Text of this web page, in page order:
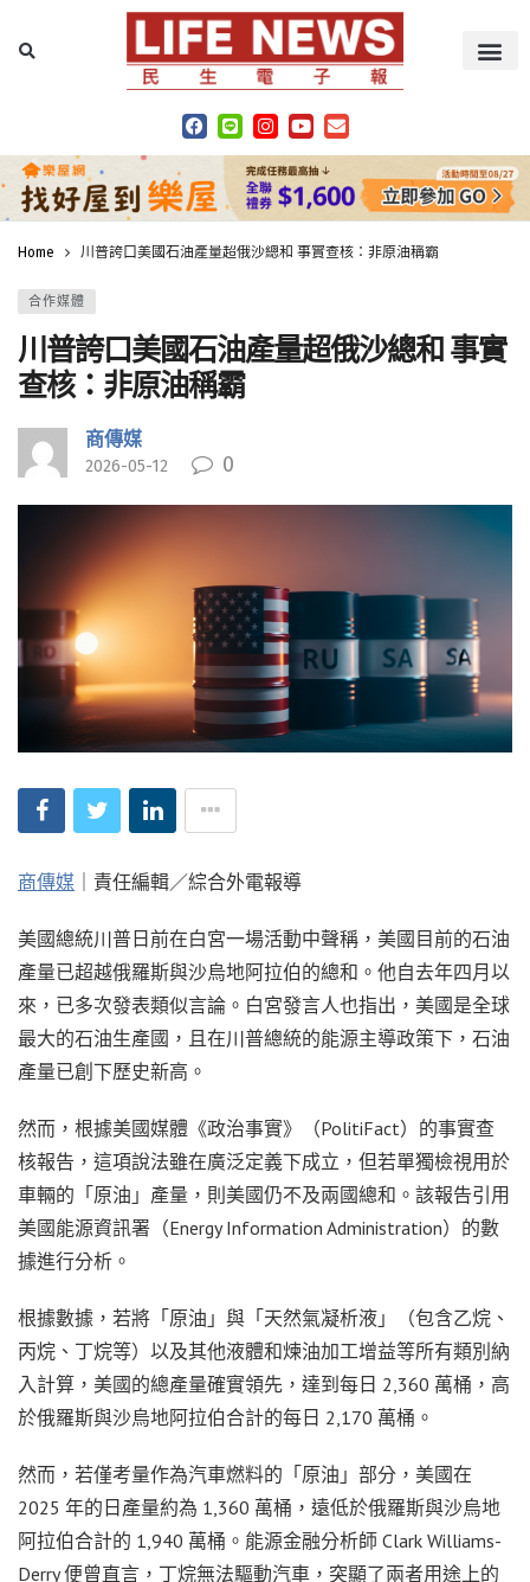
Home 川普誇口美國石油產量超俄沙總和 事實查核：非原油稱霸
合作媒體
川普誇口美國石油產量超俄沙總和 事實
查核：非原油稱霸
商傳媒
2026-05-12 0
商傳媒 ｜責任編輯／綜合外電報導
美國總統川普日前在白宮一場活動中聲稱，美國目前的石油
產量已超越俄羅斯與沙烏地阿拉伯的總和。他自去年四月以
來，已多次發表類似言論。白宮發言人也指出，美國是全球
最大的石油生產國，且在川普總統的能源主導政策下，石油
產量已創下歷史新高。
然而，根據美國媒體《政治事實》（PolitiFact）的事實查
核報告，這項說法雖在廣泛定義下成立，但若單獨檢視用於
車輛的「原油」產量，則美國仍不及兩國總和。該報告引用
美國能源資訊署（Energy Information Administration）的數
據進行分析。
根據數據，若將「原油」與「天然氣凝析液」（包含乙烷、
丙烷、丁烷等）以及其他液體和煉油加工增益等所有類別納
入計算，美國的總產量確實領先，達到每日 2,360 萬桶，高
於俄羅斯與沙烏地阿拉伯合計的每日 2,170 萬桶。
然而，若僅考量作為汽車燃料的「原油」部分，美國在
2025 年的日產量約為 1,360 萬桶，遠低於俄羅斯與沙烏地
阿拉伯合計的 1,940 萬桶。能源金融分析師 Clark Williams-
Derry 便曾直言，丁烷無法驅動汽車，突顯了兩者用途上的